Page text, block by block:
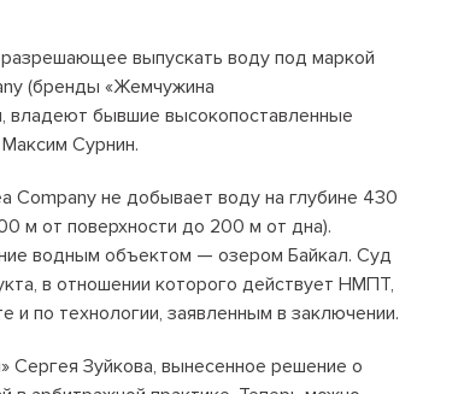
Политика обработки персональных
данных
Положение об антикоррупционной
+7 495 789-00-47
выпускать воду под маркой
(бренды «Жемчужина
владеют бывшие высокопоставленные
Сурнин.
Company не добывает воду на глубине 430
м от поверхности до 200 м от дна).
водным объектом — озером Байкал. Суд
в отношении которого действует НМПТ,
и по технологии, заявленным в заключении.
Сергея Зуйкова, вынесенное решение о